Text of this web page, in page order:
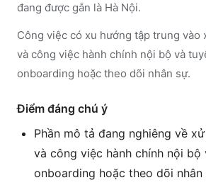
đang được gắn là Hà Nội.
Công việc có xu hướng tập trung vào
và công việc hành chính nội bộ và
onboarding hoặc theo dõi nhân sự.
Điểm đáng chú ý
Phần mô tả đang nghiêng về
và công việc hành chính nội bộ
onboarding hoặc theo dõi nhân